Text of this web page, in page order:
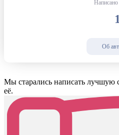
Написано
Об
Мы старались написать лучшую
её.